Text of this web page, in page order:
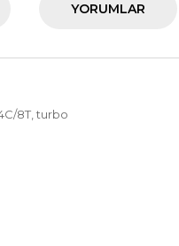
YORUMLAR
8T, turbo